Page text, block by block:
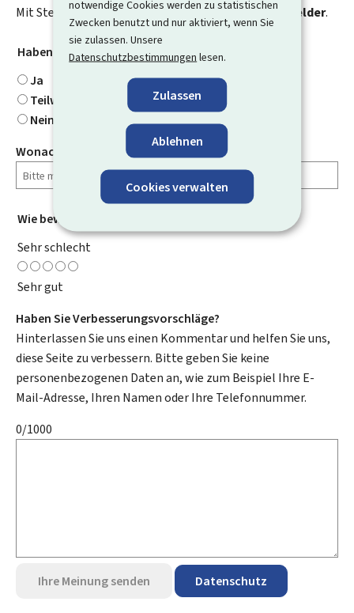
notwendige Cookies werden zu statistischen
Zwecken benutzt und nur aktiviert, wenn Sie
sie zulassen. Unsere
Datenschutzbestimmungen lesen.
Zulassen
Ablehnen
Cookies verwalten
Mit Stern gekennzeichnete Felder ( * ) sindPflichtfelder.
Haben Sie gefunden, wonach Sie gesucht haben?
Ja
Teilweise
Nein
Wonach haben Sie gesucht?
Wie bewerten Sie diese Seite?
Sehr schlecht
Sehr gut
Haben Sie Verbesserungsvorschläge?
Hinterlassen Sie uns einen Kommentar und helfen Sie uns,
diese Seite zu verbessern. Bitte geben Sie keine
personenbezogenen Daten an, wie zum Beispiel Ihre E-
Mail-Adresse, Ihren Namen oder Ihre Telefonnummer.
0/1000
Ihre Meinung senden Datenschutz